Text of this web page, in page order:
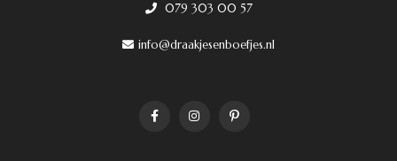
079 303 00 57
info@draakjesenboefjes.nl